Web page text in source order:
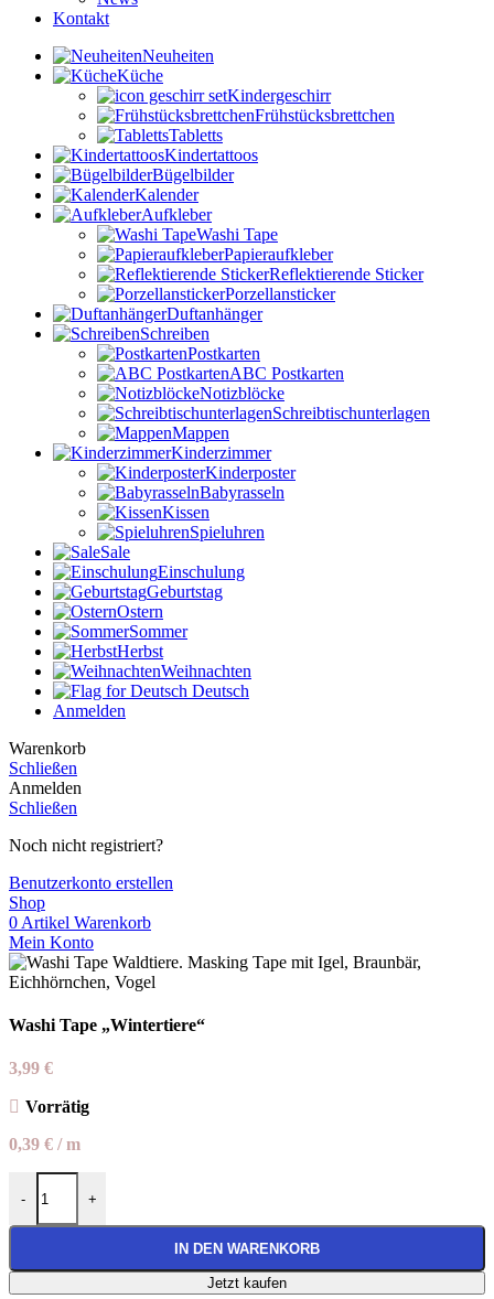
Kontakt
Neuheiten
Küche
Kindergeschirr
Frühstücksbrettchen
Tabletts
Kindertattoos
Bügelbilder
Kalender
Aufkleber
Washi Tape
Papieraufkleber
Reflektierende Sticker
Porzellansticker
Duftanhänger
Schreiben
Postkarten
ABC Postkarten
Notizblöcke
Schreibtischunterlagen
Mappen
Kinderzimmer
Kinderposter
Babyrasseln
Kissen
Spieluhren
Sale
Einschulung
Geburtstag
Ostern
Sommer
Herbst
Weihnachten
Deutsch
Anmelden
Warenkorb
Schließen
Anmelden
Schließen
Noch nicht registriert?
Benutzerkonto erstellen
Shop
0 Artikel Warenkorb
Mein Konto
Washi Tape „Wintertiere“
3,99 €
Vorrätig
0,39 € /m
-
Washi Tape "Wintertiere" Menge
+
IN DEN WARENKORB
Jetzt kaufen